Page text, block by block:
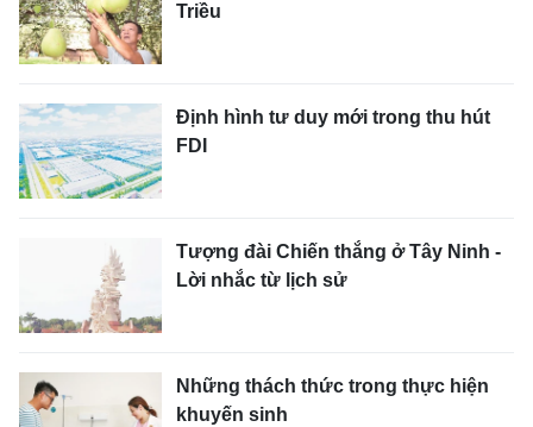
Triều
Định hình tư duy mới trong thu hút
FDI
Tượng đài Chiến thắng ở Tây Ninh -
Lời nhắc từ lịch sử
Những thách thức trong thực hiện
khuyến sinh